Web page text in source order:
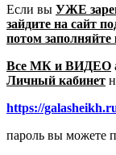
Если вы УЖЕ
зайдите на сайт
потом заполняйте
Все МК и ВИДЕО
Личный кабинет
https://
пароль вы можете